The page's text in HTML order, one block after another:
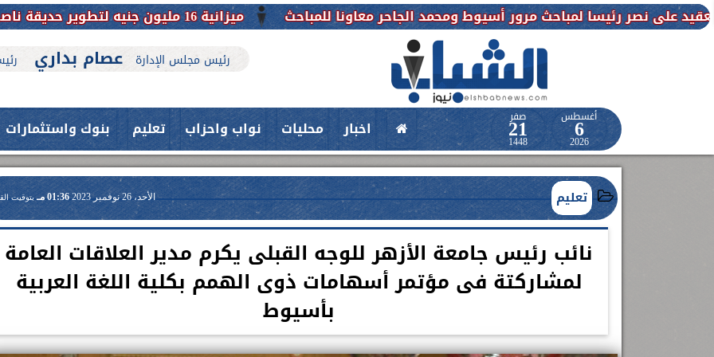
ميزانية 16 مليون جنيه لتطوير حديقة ناصر بأبوتيج.. نقلة حضارية تحافظ على تاريخها لمباحث مرور أسيوط ومحمد الجاحر معاونا للمباحث
رئيس مجلس الإدارة عصام بداري
أغسطس
6
2026
صفر
21
1448
اخبار محليات نواب واحزاب تعليم بنوك واستثمارات
تعليم الأحد، 26 نوفمبر 2023 01:36 مـ بتوقيت
نائب رئيس جامعة الأزهر للوجه القبلى يكرم مدير العلاقات العامة
لمشاركتة فى مؤتمر أسهامات ذوى الهمم بكلية اللغة العربية
بأسيوط
العلاج الحر بمنفلوط
حدث بمستشفيات جامعة اسيوط....
فريق طبي بقسم الأنف والأذن اعلن الدكتور طارق على ، القائم بأعمال حدث طبي عالمي بمستشفى الواسطى